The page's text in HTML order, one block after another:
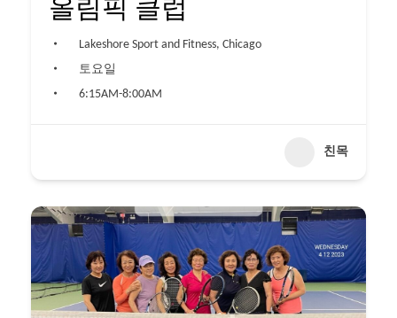
올림픽 클럽
Lakeshore Sport and Fitness, Chicago
토요일
6:15AM-8:00AM
친목